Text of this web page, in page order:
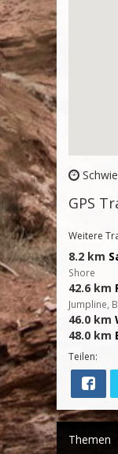
GPS
Weitere
8.2 km
Shore
42.6 km
Jumpline,
46.0 km
48.0 km
Teilen:
Themen